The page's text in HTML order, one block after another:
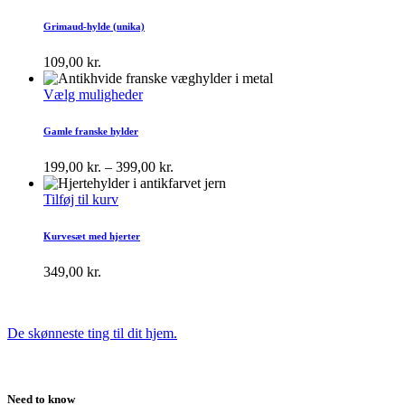
Grimaud-hylde (unika)
109,00 kr.
Vælg muligheder
Gamle franske hylder
199,00 kr. – 399,00 kr.
Tilføj til kurv
Kurvesæt med hjerter
349,00 kr.
De skønneste ting til dit hjem.
Need to know